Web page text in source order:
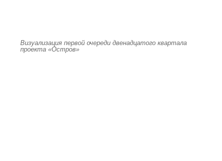
Визуализация первой очереди двенадцатого квартала
проекта «Остров»